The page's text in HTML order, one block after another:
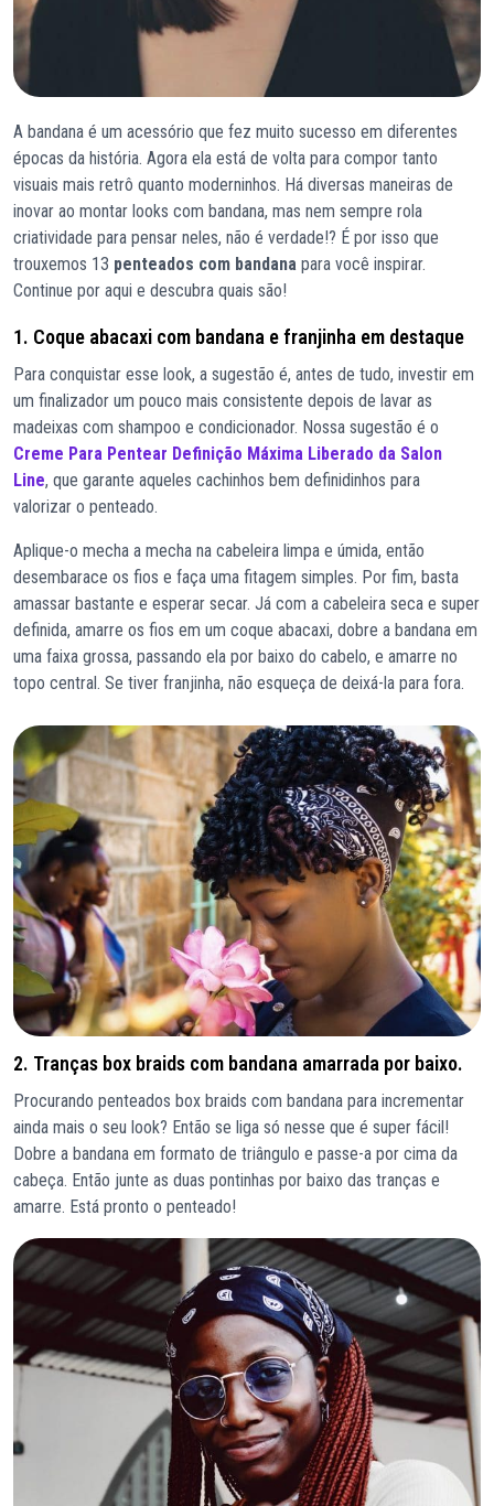
A bandana é um acessório que fez muito sucesso em diferentes
épocas da história. Agora ela está de volta para compor tanto
visuais mais retrô quanto moderninhos. Há diversas maneiras de
inovar ao montar looks com bandana, mas nem sempre rola
criatividade para pensar neles, não é verdade!? É por isso que
trouxemos 13 penteados com bandana para você inspirar.
Continue por aqui e descubra quais são!
1. Coque abacaxi com bandana e franjinha em destaque
Para conquistar esse look, a sugestão é, antes de tudo, investir em
um finalizador um pouco mais consistente depois de lavar as
madeixas com shampoo e condicionador. Nossa sugestão é o
Creme Para Pentear Definição Máxima Liberado da Salon
Line, que garante aqueles cachinhos bem definidinhos para
valorizar o penteado.
Aplique-o mecha a mecha na cabeleira limpa e úmida, então
desembarace os fios e faça uma fitagem simples. Por fim, basta
amassar bastante e esperar secar. Já com a cabeleira seca e super
definida, amarre os fios em um coque abacaxi, dobre a bandana em
uma faixa grossa, passando ela por baixo do cabelo, e amarre no
topo central. Se tiver franjinha, não esqueça de deixá-la para fora.
2. Tranças box braids com bandana amarrada por baixo.
Procurando penteados box braids com bandana para incrementar
ainda mais o seu look? Então se liga só nesse que é super fácil!
Dobre a bandana em formato de triângulo e passe-a por cima da
cabeça. Então junte as duas pontinhas por baixo das tranças e
amarre. Está pronto o penteado!